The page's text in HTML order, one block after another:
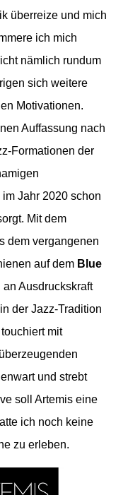
überreize und mich
ich mich
nämlich rundum
sich weitere
Motivationen.
Auffassung nach
Formationen der
Jahr 2020 schon
Mit dem
dem vergangenen
auf dem Blue
Ausdruckskraft
der Jazz-Tradition
mit
und strebt
soll Artemis eine
ich noch keine
zu erleben.